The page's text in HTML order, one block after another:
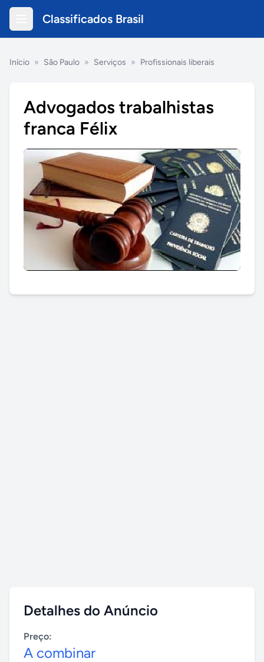
Classificados Brasil
Início » São Paulo » Serviços » Profissionais liberais
Advogados trabalhistas
franca Félix
Detalhes do Anúncio
Preço:
A combinar